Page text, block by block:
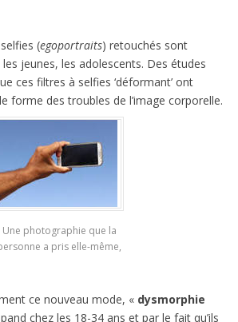
(egoportraits) retouchés sont
jeunes, les adolescents. Des études
ces filtres à selfies ‘déformant’ ont
forme des troubles de l’image corporelle.
Une photographie que la
a pris elle-même,
ce nouveau mode, « dysmorphie
chez les 18-34 ans et par le fait qu’ils